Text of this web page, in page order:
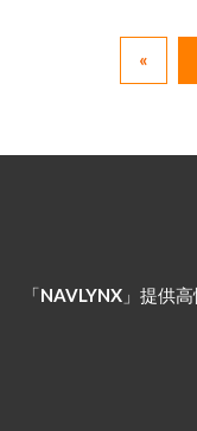
«
「NAVLYNX」提供